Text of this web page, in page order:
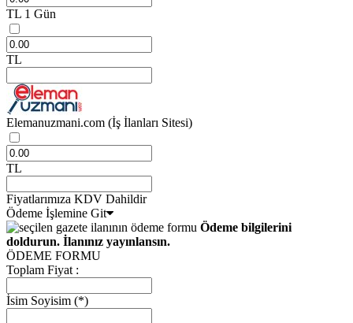
TL 1 Gün
TL
Elemanuzmani.com (İş İlanları Sitesi)
TL
Fiyatlarımıza KDV Dahildir
Ödeme İşlemine Git
Ödeme bilgilerini
doldurun. İlanınız yayınlansın.
ÖDEME FORMU
Toplam Fiyat :
İsim Soyisim (*)